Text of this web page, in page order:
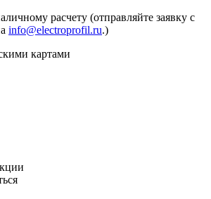
расчету (отправляйте заявку с
info@electroprofil.ru.)
картами